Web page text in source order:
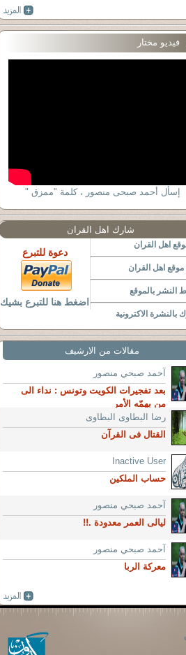
فيديو مختار
إسأل أحمد صبحى منصور ، كلمة "ممزق "
شارك اهل القران
اهل القران
اهل القران
النشر بالموقع
بالنشرة الاكترونية
دعوة للتبرع
اضغط هنا للتبرع بشيك
مقالات من الارشيف
آحمد صبحي منصور
بعد تفجيرات الكويت وتونس : نداء الى
من يهمّه الأمر
رضا البطاوى البطاوى
القتال فى القرآن
Inactive User
حساب الملكين
آحمد صبحي منصور
ليالى العمر معدودة .!!
آحمد صبحي منصور
معركة الربا